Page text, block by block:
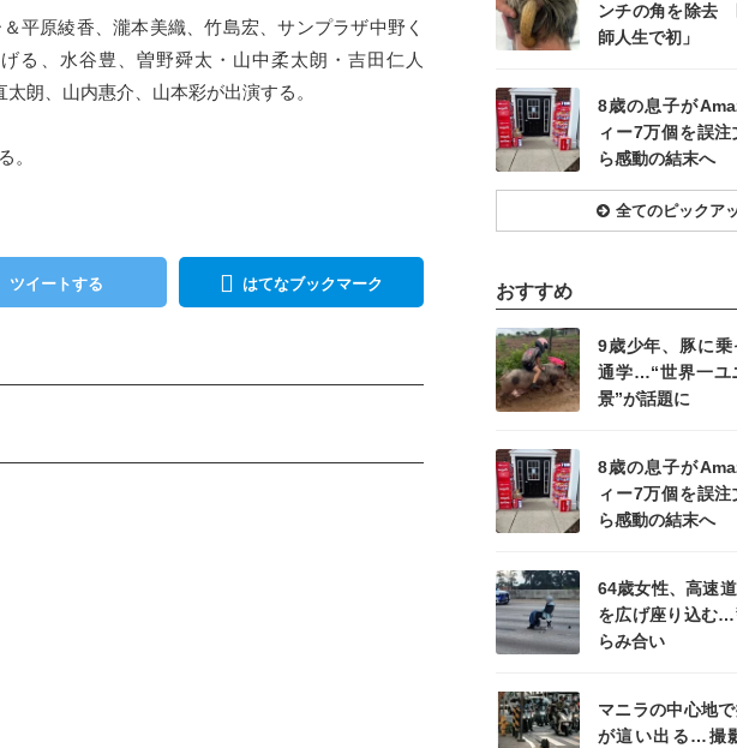
平原綾香、瀧本美織、竹島宏、サンプラザ中野く
る、水谷豊、曽野舜太・山中柔太朗・吉田仁人
朗、山内惠介、山本彩が出演する。
。
ツイートする はてなブックマーク
ンチの角を除去
師人生で初」
8歳の息子が
ィー7万個を誤
ら感動の結末へ
全てのピックア
おすすめ
9歳少年、豚に乗
通学…“世界一ユ
景”が話題に
8歳の息子が
ィー7万個を誤
ら感動の結末へ
64歳女性、高速
を広げ座り込む
らみ合い
マニラの中心地
が這い出る…撮